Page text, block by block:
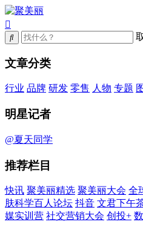
文章分类
行业 品牌 研发 零售 人物 专题
明星记者
@夏天同学
推荐栏目
快讯 聚美丽精选 聚美丽大会 全
肤科学百人论坛 抖音 文君下午
媒实训营 社交营销大会 创投+